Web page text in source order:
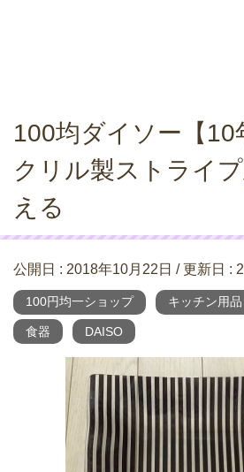
100均ダイソー【10
クリル製ストライ
える
公開日 : 2018年10月22日 / 更新日 :
100円均一ショップ キッチン用品
食器 DAISO